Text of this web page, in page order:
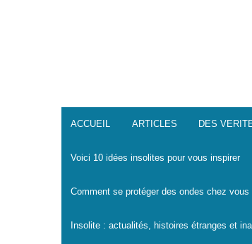
ACCUEIL ARTICLES DES
Voici 10 idées insolites pour vous inspirer
Comment se protéger des ondes chez vous
Insolite : actualités, histoires étranges et